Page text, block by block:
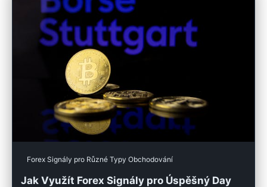
Forex Signály pro Různé Typy Obchodování
Jak Využít Forex Signály pro Úspěšný Day